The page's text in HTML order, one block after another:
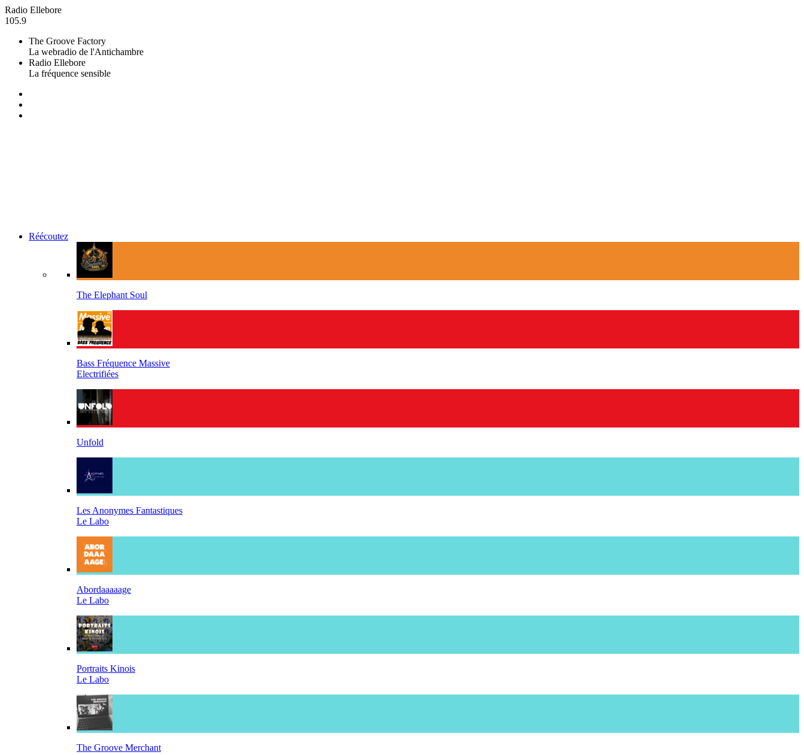
Radio Ellebore
105.9
The Groove Factory
La webradio de l'Antichambre
Radio Ellebore
La fréquence sensible
Réécoutez
The Elephant Soul
Bass Fréquence Massive
Electrifiées
Unfold
Les Anonymes Fantastiques
Le Labo
Abordaaaaage
Le Labo
Portraits Kinois
Le Labo
The Groove Merchant